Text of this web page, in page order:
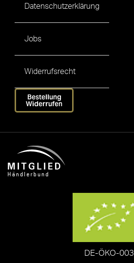
Datenschutzerklärung
Jobs
Widerrufsrecht
Bestellung
Widerrufen
DE-ÖKO-003